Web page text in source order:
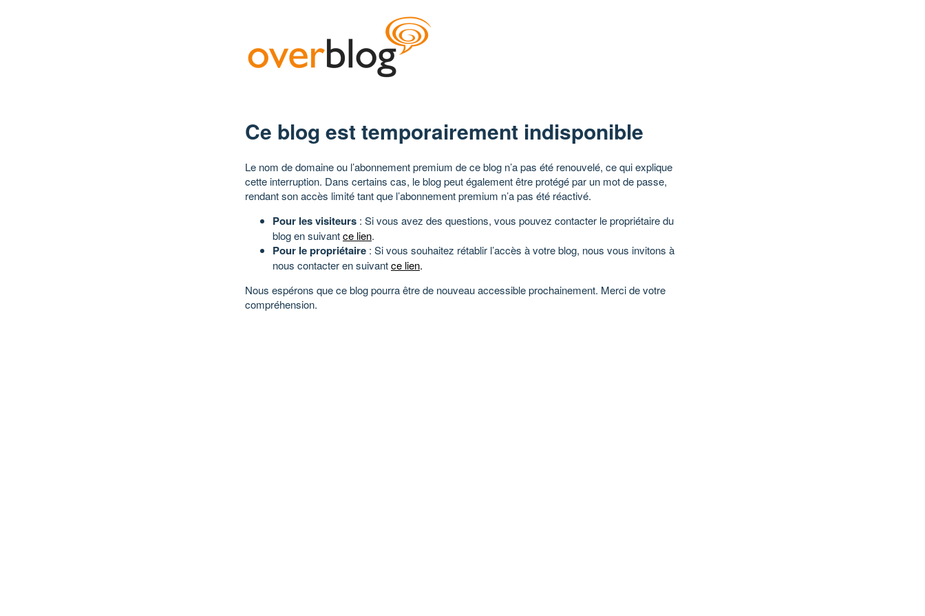
Ce blog est temporairement indisponible
Le nom de domaine ou l’abonnement premium de ce blog n’a pas été renouvelé, ce qui explique
cette interruption. Dans certains cas, le blog peut également être protégé par un mot de passe,
rendant son accès limité tant que l’abonnement premium n’a pas été réactivé.
Pour les visiteurs : Si vous avez des questions, vous pouvez contacter le propriétaire du
blog en suivantce lien.
Pour le propriétaire : Si vous souhaitez rétablir l’accès à votre blog, nous vous invitons à
nous contacter en suivantce lien.
Nous espérons que ce blog pourra être de nouveau accessible prochainement. Merci de votre
compréhension.